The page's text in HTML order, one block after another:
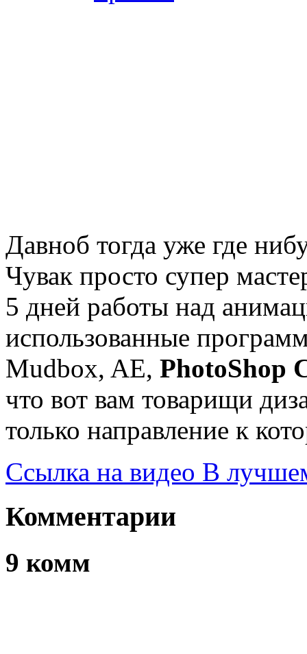
Давноб тогда уже где
Чувак просто супер
5 дней работы над
использованные
Mudbox, AE, PhotoShop
что вот вам товарищи
только направление к
Ссылка на видео В
Комментарии
9 комм